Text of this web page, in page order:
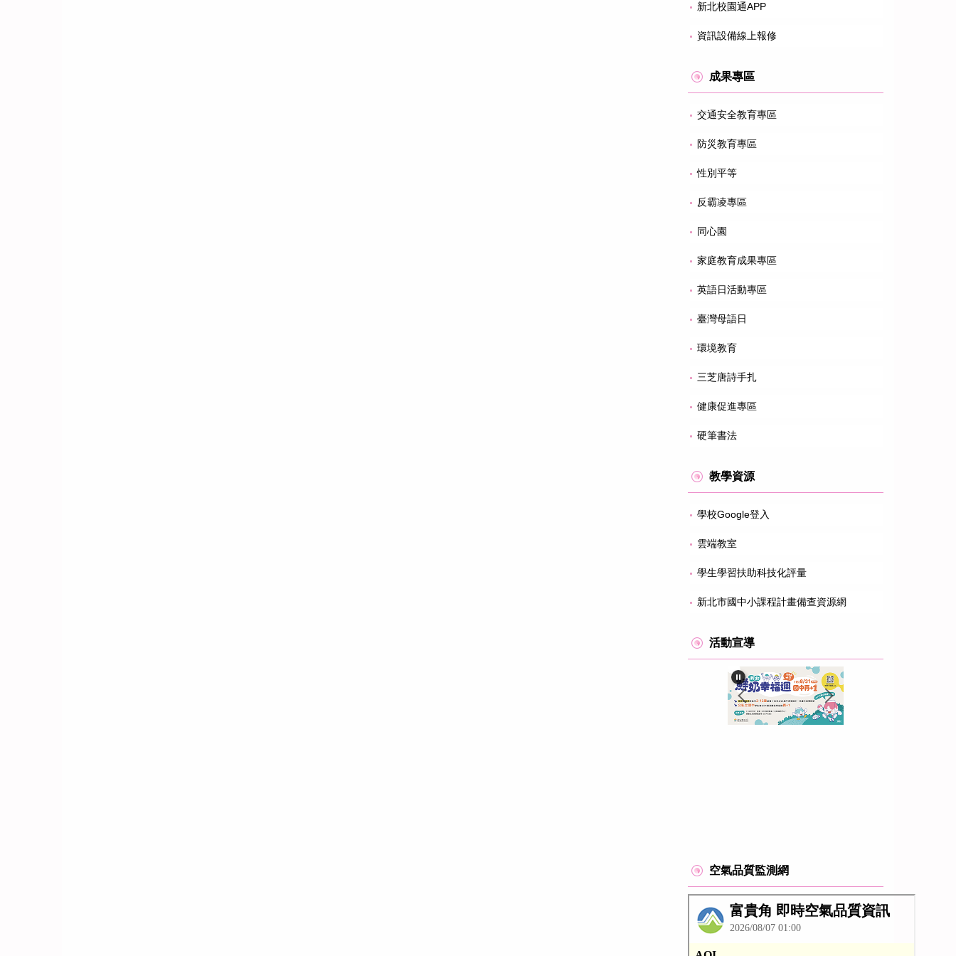
新北校園通APP
資訊設備線上報修
成果專區
交通安全教育專區
防災教育專區
性別平等
反霸凌專區
同心園
家庭教育成果專區
英語日活動專區
臺灣母語日
環境教育
三芝唐詩手扎
健康促進專區
硬筆書法
教學資源
學校Google登入
雲端教室
學生學習扶助科技化評量
新北市國中小課程計畫備查資源網
活動宣導
空氣品質監測網